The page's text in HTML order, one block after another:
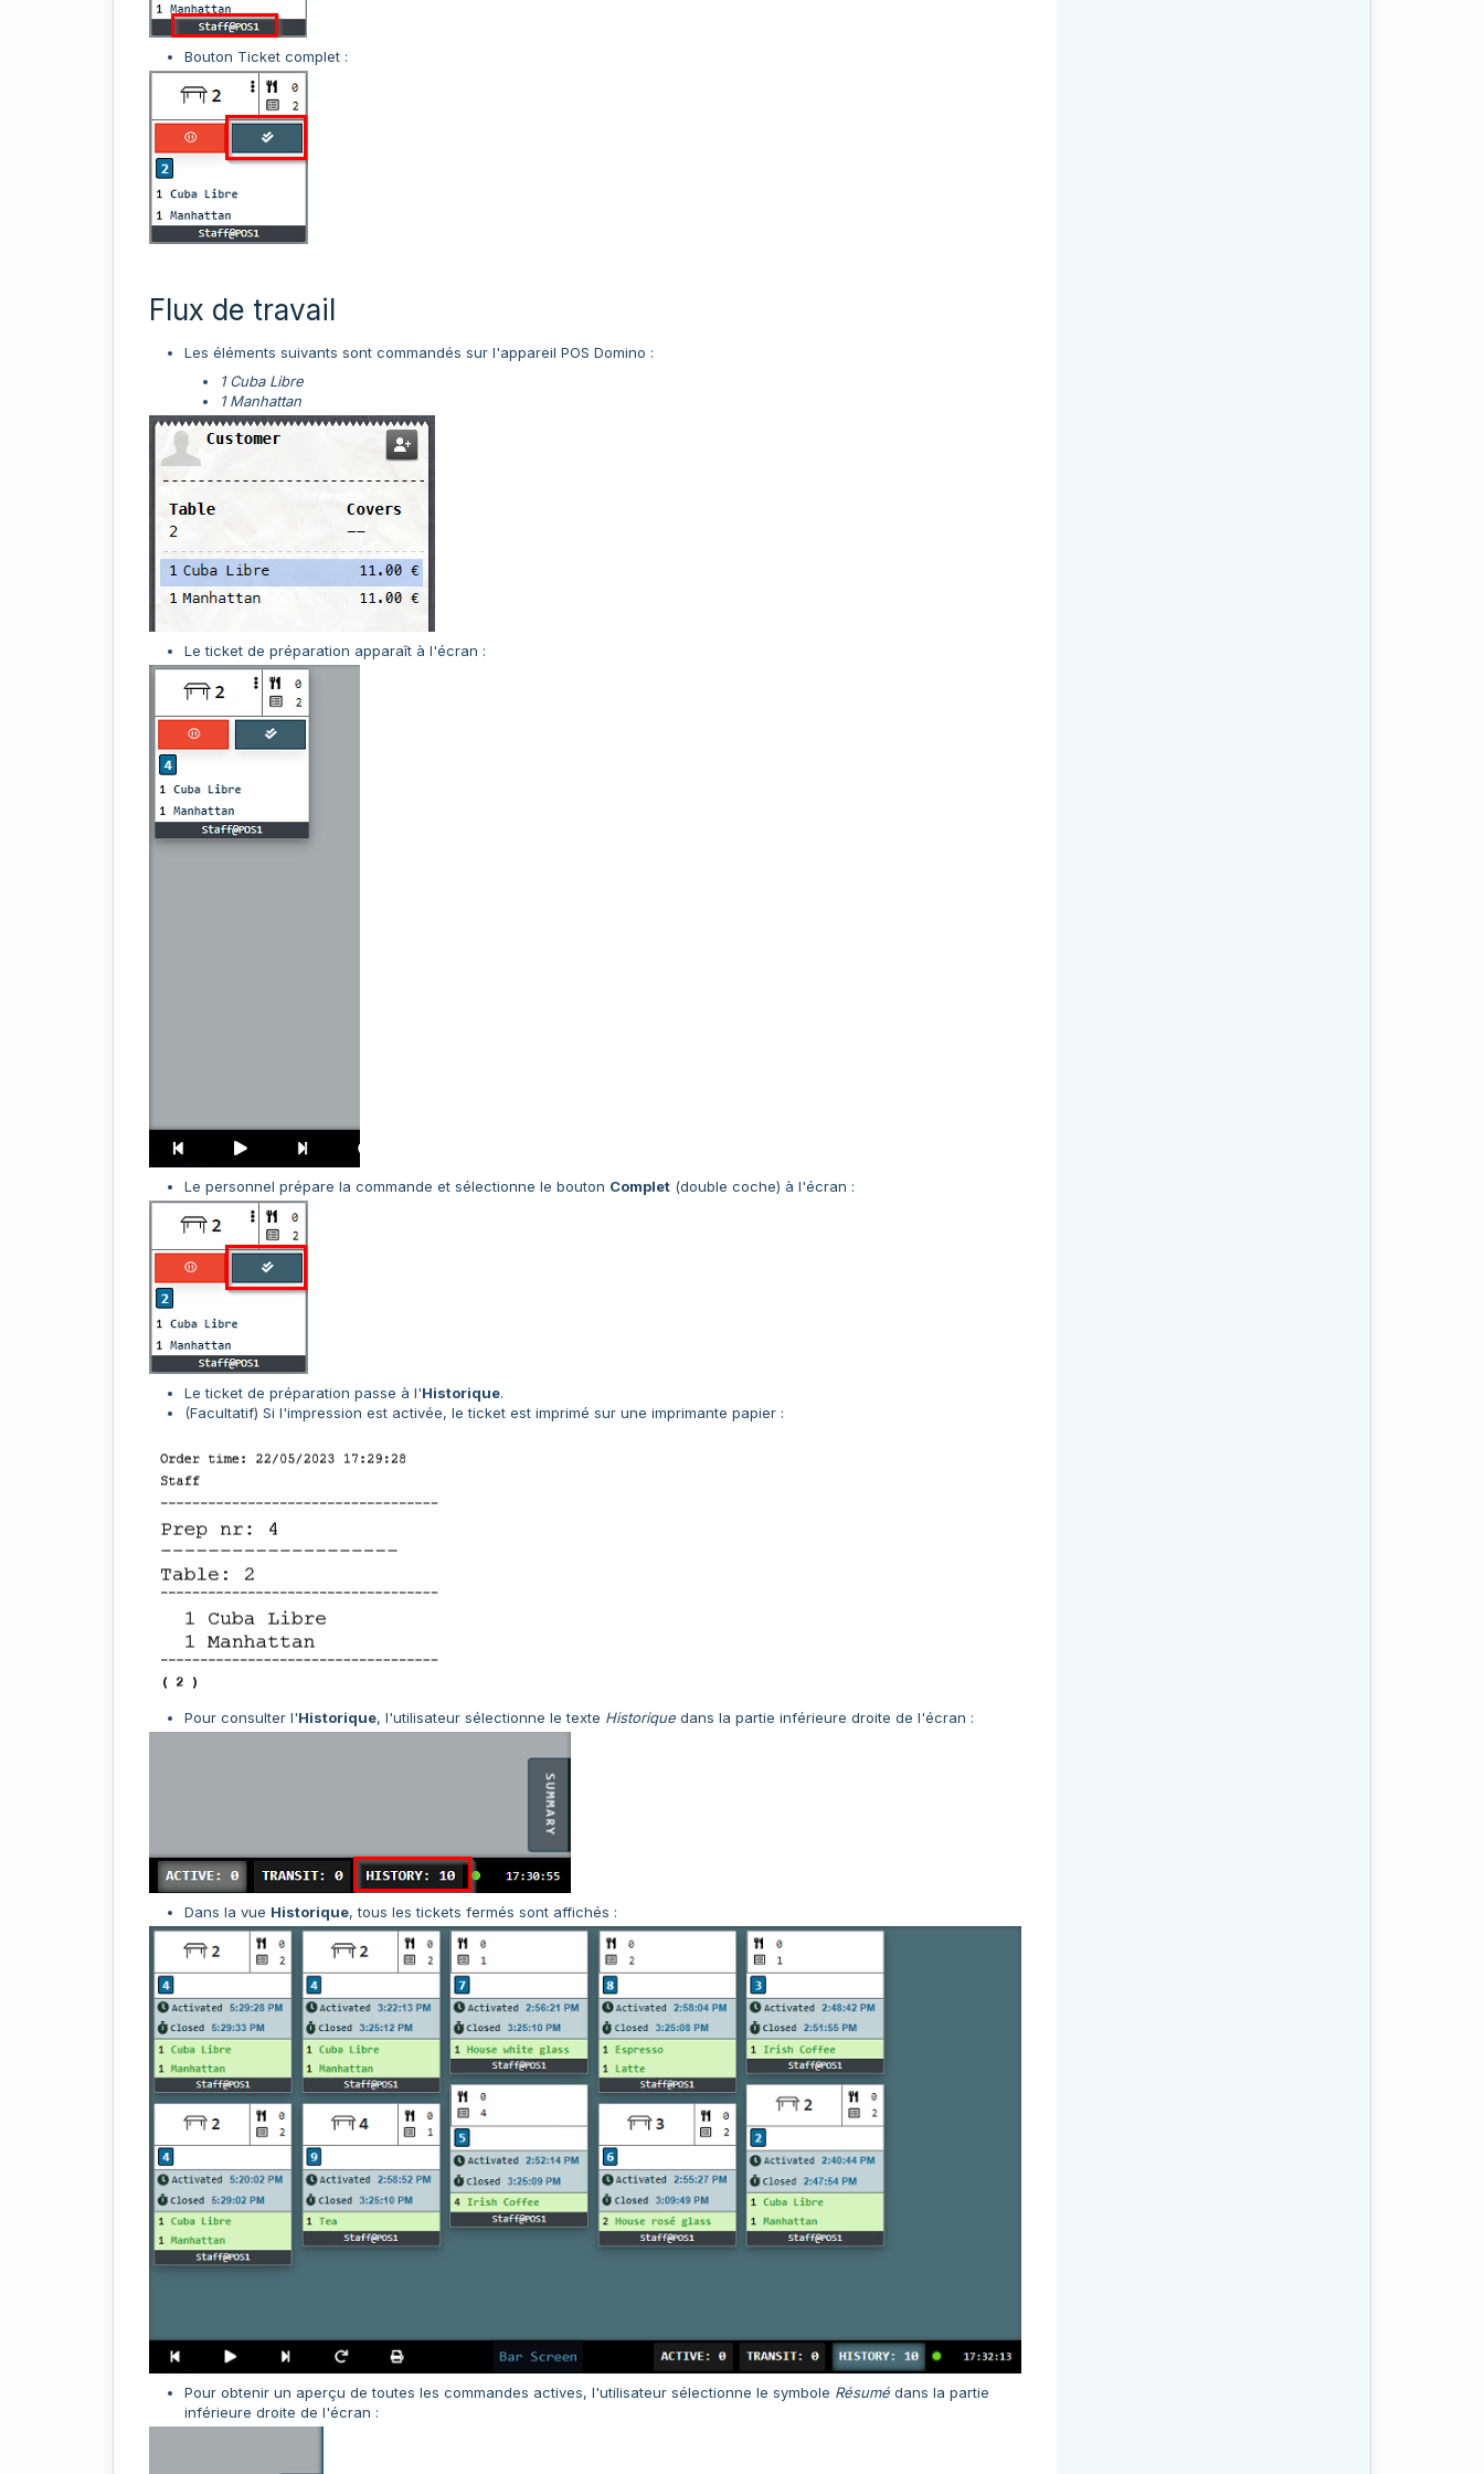
Bouton Ticket complet :
Flux de travail
Les éléments suivants sont commandés sur l'appareil POS Domino :
1 Cuba Libre
1 Manhattan
Le ticket de préparation apparaît à l'écran :
Le personnel prépare la commande et sélectionne le bouton Complet (double coche) à l'écran :
Le ticket de préparation passe à l'Historique.
(Facultatif) Si l'impression est activée, le ticket est imprimé sur une imprimante papier :
Pour consulter l'Historique, l'utilisateur sélectionne le texte Historique dans la partie inférieure droite de l'écran :
Dans la vue Historique, tous les tickets fermés sont affichés :
Pour obtenir un aperçu de toutes les commandes actives, l'utilisateur sélectionne le symbole Résumé dans la partie
inférieure droite de l'écran :